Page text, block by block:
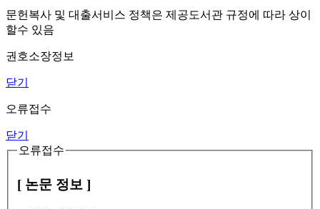
문헌복사 및 대출서비스 정책은 제공도서관 규정에 따라 상이
할수 있음
권호소장정보
닫기
오류접수
닫기
오류접수
[ 논문 정보 ]